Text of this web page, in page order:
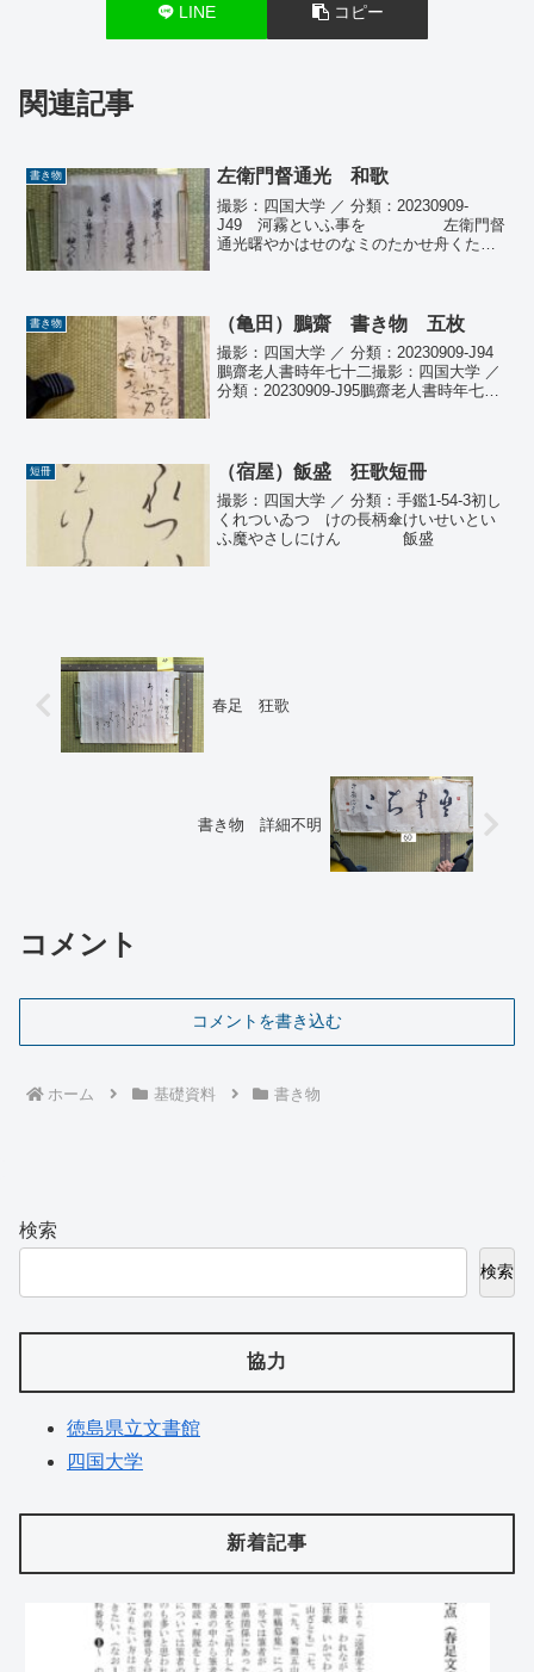
LINE コピー
関連記事
書き物 左衛門督通光 和歌
撮影：四国大学 ／ 分類：20230909-
J49 河霧といふ事を 左衛門督
通光曙やかはせのなミのたかせ舟くたす
書き物 （亀田）鵬齋 書き物 五枚
撮影：四国大学 ／ 分類：20230909-J94
鵬齋老人書時年七十二撮影：四国大学 ／
分類：20230909-J95鵬齋老人書時年七十
短冊 （宿屋）飯盛 狂歌短冊
撮影：四国大学 ／ 分類：手鑑1-54-3初し
くれついゐつゝけの長柄傘けいせいとい
ふ魔やさしにけん 飯盛
春足 狂歌
書き物 詳細不明
コメント
コメントを書き込む
ホーム 基礎資料 書き物
検索
検索
協力
徳島県立文書館
四国大学
新着記事